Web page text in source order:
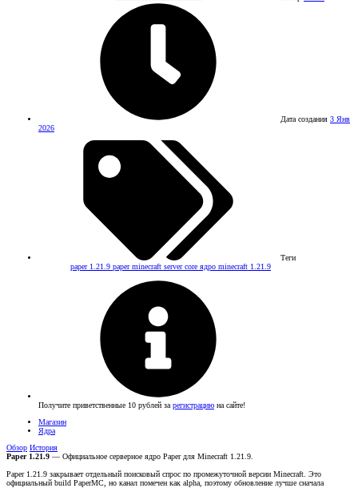
Дата создания 3 Янв
2026
Теги
paper 1.21.9 paper minecraft server core ядро minecraft 1.21.9
Получите приветственные 10 рублей за регистрацию на сайте!
Магазин
Ядра
Обзор История
Paper 1.21.9 — Официальное серверное ядро Paper для Minecraft 1.21.9.
Paper 1.21.9 закрывает отдельный поисковый спрос по промежуточной версии Minecraft. Это
официальный build PaperMC, но канал помечен как alpha, поэтому обновление лучше сначала